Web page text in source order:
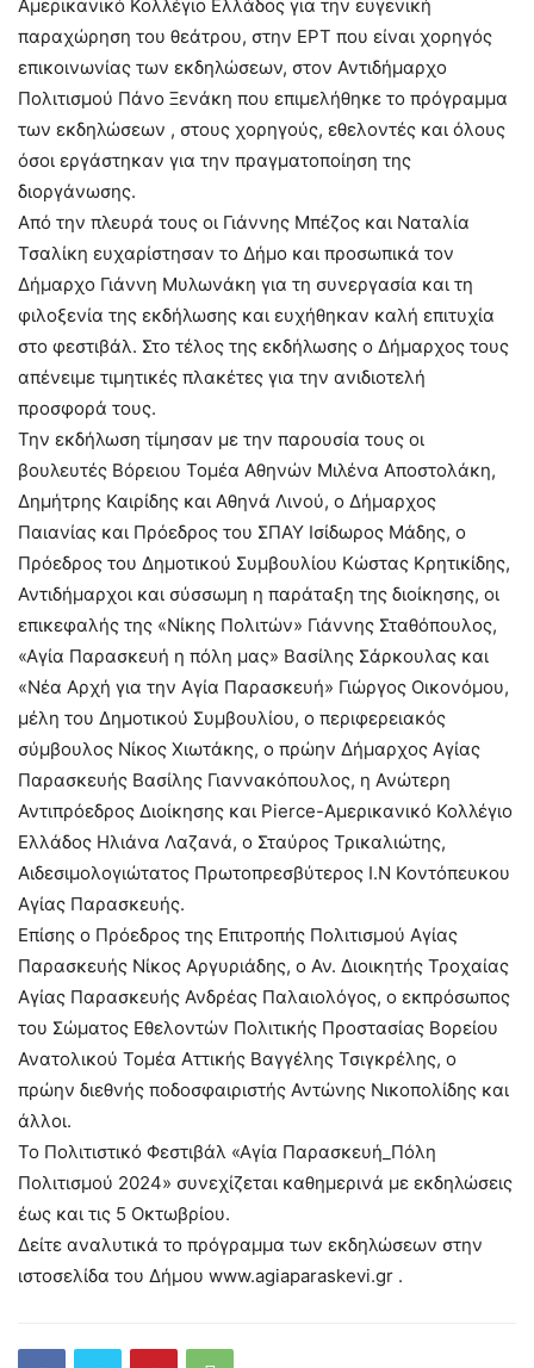
Αμερικανικό Κολλέγιο Ελλάδος για την ευγενική
παραχώρηση του θεάτρου, στην ΕΡΤ που είναι χορηγός
επικοινωνίας των εκδηλώσεων, στον Αντιδήμαρχο
Πολιτισμού Πάνο Ξενάκη που επιμελήθηκε το πρόγραμμα
των εκδηλώσεων , στους χορηγούς, εθελοντές και όλους
όσοι εργάστηκαν για την πραγματοποίηση της
διοργάνωσης.
Από την πλευρά τους οι Γιάννης Μπέζος και Ναταλία
Τσαλίκη ευχαρίστησαν το Δήμο και προσωπικά τον
Δήμαρχο Γιάννη Μυλωνάκη για τη συνεργασία και τη
φιλοξενία της εκδήλωσης και ευχήθηκαν καλή επιτυχία
στο φεστιβάλ. Στο τέλος της εκδήλωσης ο Δήμαρχος τους
απένειμε τιμητικές πλακέτες για την ανιδιοτελή
προσφορά τους.
Την εκδήλωση τίμησαν με την παρουσία τους οι
βουλευτές Βόρειου Τομέα Αθηνών Μιλένα Αποστολάκη,
Δημήτρης Καιρίδης και Αθηνά Λινού, ο Δήμαρχος
Παιανίας και Πρόεδρος του ΣΠΑΥ Ισίδωρος Μάδης, ο
Πρόεδρος του Δημοτικού Συμβουλίου Κώστας Κρητικίδης,
Αντιδήμαρχοι και σύσσωμη η παράταξη της διοίκησης, οι
επικεφαλής της «Νίκης Πολιτών» Γιάννης Σταθόπουλος,
«Αγία Παρασκευή η πόλη μας» Βασίλης Σάρκουλας και
«Νέα Αρχή για την Αγία Παρασκευή» Γιώργος Οικονόμου,
μέλη του Δημοτικού Συμβουλίου, ο περιφερειακός
σύμβουλος Νίκος Χιωτάκης, ο πρώην Δήμαρχος Αγίας
Παρασκευής Βασίλης Γιαννακόπουλος, η Ανώτερη
Αντιπρόεδρος Διοίκησης και Pierce-Αμερικανικό Κολλέγιο
Ελλάδος Ηλιάνα Λαζανά, ο Σταύρος Τρικαλιώτης,
Αιδεσιμολογιώτατος Πρωτοπρεσβύτερος Ι.Ν Κοντόπευκου
Αγίας Παρασκευής.
Επίσης ο Πρόεδρος της Επιτροπής Πολιτισμού Αγίας
Παρασκευής Νίκος Αργυριάδης, ο Αν. Διοικητής Τροχαίας
Αγίας Παρασκευής Ανδρέας Παλαιολόγος, ο εκπρόσωπος
του Σώματος Εθελοντών Πολιτικής Προστασίας Βορείου
Ανατολικού Τομέα Αττικής Βαγγέλης Τσιγκρέλης, ο
πρώην διεθνής ποδοσφαιριστής Αντώνης Νικοπολίδης και
άλλοι.
Το Πολιτιστικό Φεστιβάλ «Αγία Παρασκευή_Πόλη
Πολιτισμού 2024» συνεχίζεται καθημερινά με εκδηλώσεις
έως και τις 5 Οκτωβρίου.
Δείτε αναλυτικά το πρόγραμμα των εκδηλώσεων στην
ιστοσελίδα του Δήμου www.agiaparaskevi.gr .